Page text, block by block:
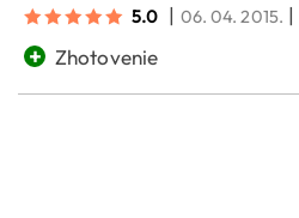
5.0 | 06. 04. 2015. |
+ Zhotovenie